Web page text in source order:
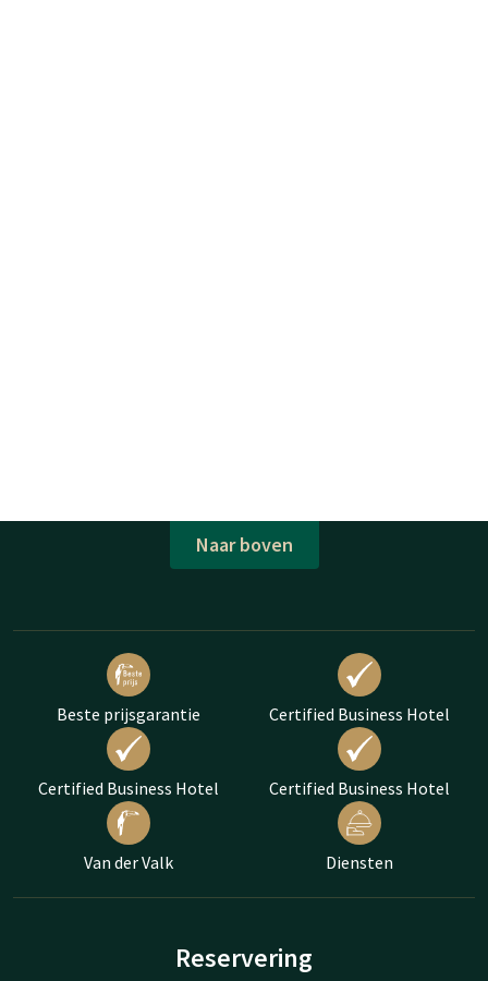
Naar boven
Beste prijsgarantie Certified Business Hotel
Certified Business Hotel Certified Business Hotel
Van der Valk Diensten
Reservering